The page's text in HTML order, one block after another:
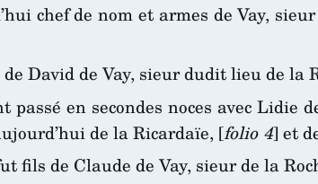
chef de nom et armes de Vay,
David de Vay, sieur dudit lieu de la
passé en secondes noces avec
de la Ricardaïe, [folio 4] et
fils de Claude de Vay, sieur de la